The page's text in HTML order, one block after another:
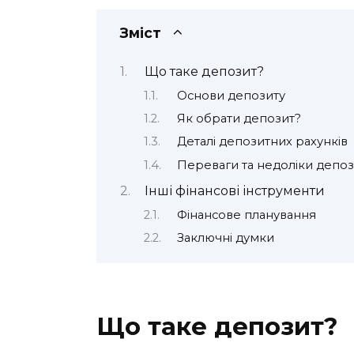
Зміст
Що таке депозит?
Основи депозиту
Як обрати депозит?
Деталі депозитних рахунків
Переваги та недоліки
Інші фінансові інструменти
Фінансове планування
Заключні думки
Що таке депозит?